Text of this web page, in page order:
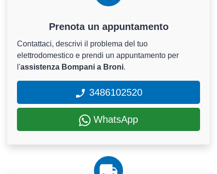
Prenota un appuntamento
Contattaci, descrivi il problema del tuo
elettrodomestico e prendi un appuntamento per
l'assistenza Bompani a Broni.
3486102520
WhatsApp